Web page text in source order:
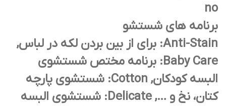
no
برنامه های شستشو
Anti-Stain: برای از بین بردن لکه در لباس,
Baby Care: برنامه مختص شستشوی
البسه کودکان, Cotton: شستشوی پارچه
کتان، نخ و …, Delicate: شستشوی البسه